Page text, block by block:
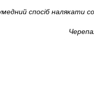
спосіб налякати